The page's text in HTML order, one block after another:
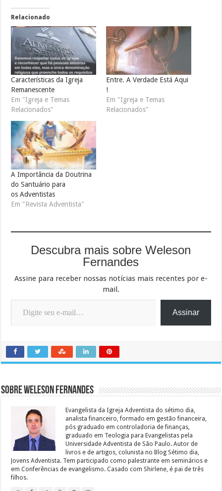
Relacionado
Características da Igreja
Remanescente
Em "Igreja e Temas
Relacionados"
Entre. A Verdade Está Aqui
!
Em "Igreja e Temas
Relacionados"
A Importância da Doutrina
do Santuário para
os Adventistas
Em "Revista Adventista"
Descubra mais sobre Weleson
Fernandes
Assine para receber nossas notícias mais recentes por e-
mail.
Digite seu e-mail…
Assinar
Sobre Weleson Fernandes
Evangelista da Igreja Adventista do sétimo dia,
analista financeiro, formado em gestão financeira,
pós graduado em controladoria de finanças,
graduado em Teologia para Evangelistas pela
Universidade Adventista de São Paulo. Autor de
livros e de artigos, colunista no Blog Sétimo dia,
Jovens Adventista. Tem participado como palestrante em seminários e
em Conferências de evangelismo. Casado com Shirlene, é pai de três
filhos.